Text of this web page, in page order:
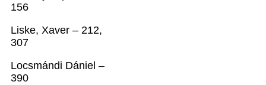
156
Liske, Xaver – 212,
307
Locsmándi Dániel –
390